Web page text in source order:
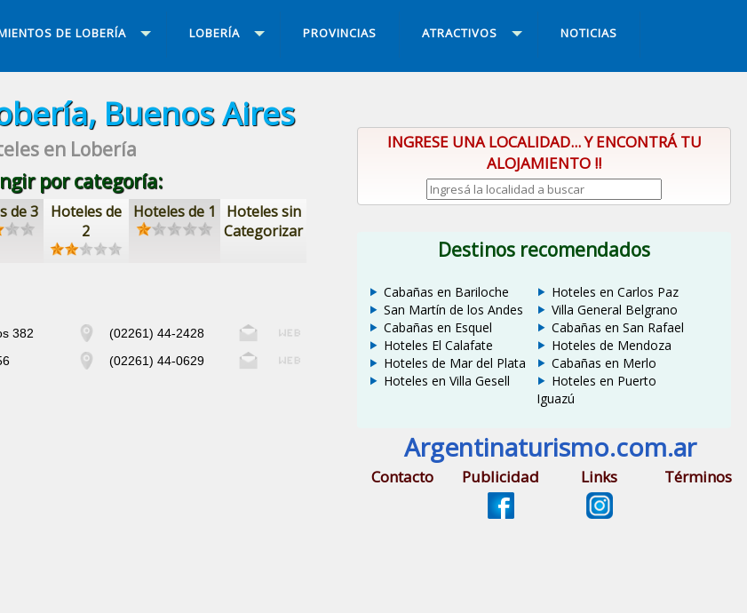
DE LOBERÍA LOBERÍA PROVINCIAS ATRACTIVOS NOTICIAS
Buenos Aires
en Lobería
por categoría:
de 3
Hoteles de
2
Hoteles de 1
Hoteles sin
Categorizar
382
(02261) 44-2428
(02261) 44-0629
INGRESE UNA LOCALIDAD... Y ENCONTRÁ TU
ALOJAMIENTO !!
Destinos recomendados
Cabañas en Bariloche
San Martín de los Andes
Cabañas en Esquel
Hoteles El Calafate
Hoteles de Mar del Plata
Hoteles en Villa Gesell
Hoteles en Carlos Paz
Villa General Belgrano
Cabañas en San Rafael
Hoteles de Mendoza
Cabañas en Merlo
Hoteles en Puerto
Iguazú
Argentinaturismo.com.ar
Contacto Publicidad Links Términos